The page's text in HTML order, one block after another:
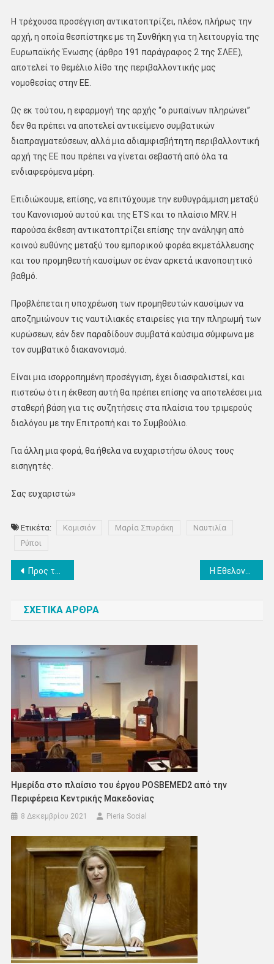
Η τρέχουσα προσέγγιση αντικατοπτρίζει, πλέον, πλήρως την
αρχή, η οποία θεσπίστηκε με τη Συνθήκη για τη λειτουργία της
Ευρωπαϊκής Ένωσης (άρθρο 191 παράγραφος 2 της ΣΛΕΕ),
αποτελεί το θεμέλιο λίθο της περιβαλλοντικής μας
νομοθεσίας στην ΕΕ.
Ως εκ τούτου, η εφαρμογή της αρχής “ο ρυπαίνων πληρώνει”
δεν θα πρέπει να αποτελεί αντικείμενο συμβατικών
διαπραγματεύσεων, αλλά μια αδιαμφισβήτητη περιβαλλοντική
αρχή της ΕΕ που πρέπει να γίνεται σεβαστή από όλα τα
ενδιαφερόμενα μέρη.
Επιδιώκουμε, επίσης, να επιτύχουμε την ευθυγράμμιση μεταξύ
του Κανονισμού αυτού και της ETS και το πλαίσιο MRV. Η
παρούσα έκθεση αντικατοπτρίζει επίσης την ανάληψη από
κοινού ευθύνης μεταξύ του εμπορικού φορέα εκμετάλλευσης
και του προμηθευτή καυσίμων σε έναν αρκετά ικανοποιητικό
βαθμό.
Προβλέπεται η υποχρέωση των προμηθευτών καυσίμων να
αποζημιώνουν τις ναυτιλιακές εταιρείες για την πληρωμή των
κυρώσεων, εάν δεν παραδίδουν συμβατά καύσιμα σύμφωνα με
τον συμβατικό διακανονισμό.
Είναι μια ισορροπημένη προσέγγιση, έχει διασφαλιστεί, και
πιστεύω ότι η έκθεση αυτή θα πρέπει επίσης να αποτελέσει μια
σταθερή βάση για τις συζητήσεις στα πλαίσια του τριμερούς
διαλόγου με την Επιτροπή και το Συμβούλιο.
Για άλλη μια φορά, θα ήθελα να ευχαριστήσω όλους τους
εισηγητές.
Σας ευχαριστώ»
Ετικέτα: Κομισιόν Μαρία Σπυράκη
Ναυτιλία
Ρύποι
Πλοήγηση
Προς τα τέλη Νοεμβρίου οι αιτήσεις για την «Πράσινη Μετάβαση των ΜμΕ»
ΣΧΕΤΙΚΑ ΑΡΘΡΑ
Ημερίδα στο πλαίσιο του έργου POSBEMED2 από την
Περιφέρεια Κεντρικής Μακεδονίας
8 Δεκεμβρίου 2021 Pieria Social